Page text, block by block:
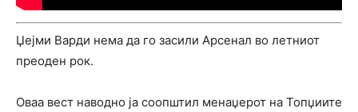
Џејми Варди нема да го засили Арсенал во летниот
преоден рок.
Оваа вест наводно ја соопштил менаџерот на Топџиите